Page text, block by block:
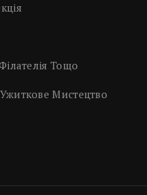
Тощо
Мистецтво